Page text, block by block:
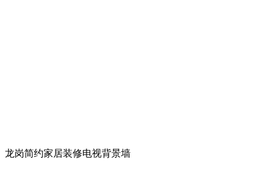
龙岗简约家居装修电视背景墙